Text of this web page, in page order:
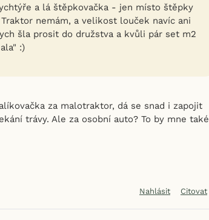
a lá štěpkovačka - jen místo štěpky
nemám, a velikost louček navíc ani
šla prosit do družstva a kvůli pár set m2
:)
za malotraktor, dá se snad i zapojit
trávy. Ale za osobní auto? To by mne také
Nahlásit Citovat